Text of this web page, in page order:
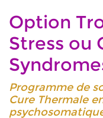
Option
Stress ou
Programme de
Cure Thermale